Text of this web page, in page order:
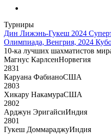
Турниры
Дин Лижэнь-Гукеш 2024
Олимпиада, Венгрия, 2024
10-ка лучших шахматистов
Магнус КарлсенНорвегия
2831
Каруана ФабианоСША
2803
Хикару НакамураСША
2802
Арджун ЭригайсиИндия
2801
Гукеш ДоммараджуИндия